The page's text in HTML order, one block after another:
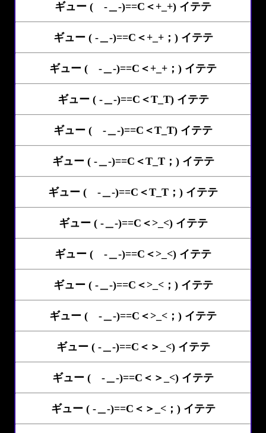
ギュー ( -＿-)==C＜+_+) イテテ
ギュー ( -＿-)==C＜+_+；) イテテ
ギュー ( -＿-)==C＜+_+；) イテテ
ギュー ( -＿-)==C＜T_T) イテテ
ギュー ( -＿-)==C＜T_T) イテテ
ギュー ( -＿-)==C＜T_T；) イテテ
ギュー ( -＿-)==C＜T_T；) イテテ
ギュー ( -＿-)==C＜>_<) イテテ
ギュー ( -＿-)==C＜>_<) イテテ
ギュー ( -＿-)==C＜>_<；) イテテ
ギュー ( -＿-)==C＜>_<；) イテテ
ギュー ( -＿-)==C＜＞_<) イテテ
ギュー ( -＿-)==C＜＞_<) イテテ
ギュー ( -＿-)==C＜＞_<；) イテテ